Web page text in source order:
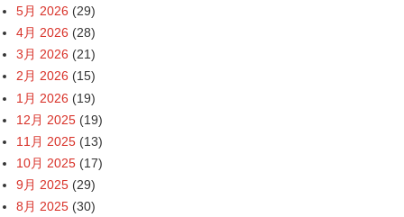
5月 2026 (29)
4月 2026 (28)
3月 2026 (21)
2月 2026 (15)
1月 2026 (19)
12月 2025 (19)
11月 2025 (13)
10月 2025 (17)
9月 2025 (29)
8月 2025 (30)